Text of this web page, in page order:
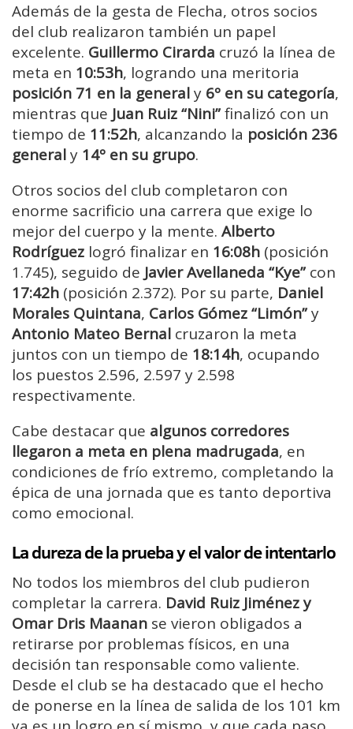
Además de la gesta de Flecha, otros socios
del club realizaron también un papel
excelente. Guillermo Cirarda cruzó la línea de
meta en 10:53h, logrando una meritoria
posición 71 en la generaly 6º en su categoría,
mientras que Juan Ruiz “Nini”finalizó con un
tiempo de 11:52h, alcanzando la posición 236
generaly 14º en su grupo.
Otros socios del club completaron con
enorme sacrificio una carrera que exige lo
mejor del cuerpo y la mente. Alberto
Rodríguez logró finalizar en 16:08h (posición
1.745), seguido de Javier Avellaneda “Kye” con
17:42h (posición 2.372). Por su parte, Daniel
Morales Quintana, Carlos Gómez “Limón”y
Antonio Mateo Bernal cruzaron la meta
juntos con un tiempo de 18:14h, ocupando
los puestos 2.596, 2.597 y 2.598
respectivamente.
Cabe destacar que algunos corredores
llegaron a meta en plena madrugada, en
condiciones de frío extremo, completando la
épica de una jornada que es tanto deportiva
como emocional.
La dureza de la prueba y el valor de intentarlo
No todos los miembros del club pudieron
completar la carrera. David Ruiz Jiménez y
Omar Dris Maanan se vieron obligados a
retirarse por problemas físicos, en una
decisión tan responsable como valiente.
Desde el club se ha destacado que el hecho
de ponerse en la línea de salida de los 101 km